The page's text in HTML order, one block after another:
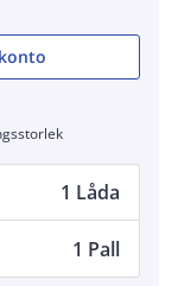
1 Låda
1 Pall